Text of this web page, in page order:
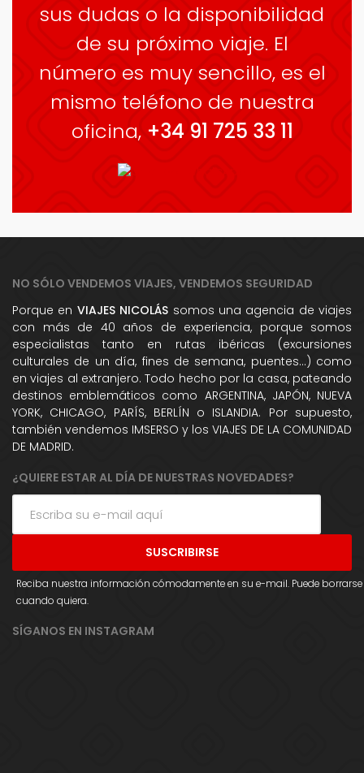
sus dudas o la disponibilidad
de su próximo viaje. El
número es muy sencillo, es el
mismo teléfono de nuestra
oficina, +34 91 725 33 11
NO SÓLO VENDEMOS VIAJES, VENDEMOS SEGURIDAD
Porque en VIAJES NICOLÁS somos una agencia de viajes
con más de 40 años de experiencia, porque somos
especialistas tanto en rutas ibéricas (excursiones
culturales de un día, fines de semana, puentes...) como
en viajes al extranjero. Todo hecho por la casa, pateando
destinos emblemáticos como ARGENTINA, JAPÓN, NUEVA
YORK, CHICAGO, PARÍS, BERLÍN o ISLANDIA. Por supuesto,
también vendemos IMSERSO y los VIAJES DE LA COMUNIDAD
DE MADRID.
¿QUIERE ESTAR AL DÍA DE NUESTRAS NOVEDADES?
Reciba nuestra información cómodamente en su e-mail. Puede borrarse
cuando quiera.
SÍGANOS EN INSTAGRAM